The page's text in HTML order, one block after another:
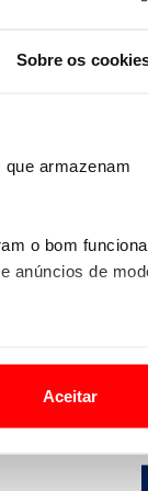
Sobre os
armazenam
o bom
anúncios de
lhe
Aceitar
08
23